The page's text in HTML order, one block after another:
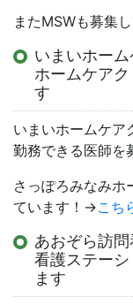
またMSWも募集
いまいホー
ホームケア
す
いまいホームケア
勤務できる医師を
さっぽろみなみホ
ています！→こち
あおぞら訪
看護ステー
ます